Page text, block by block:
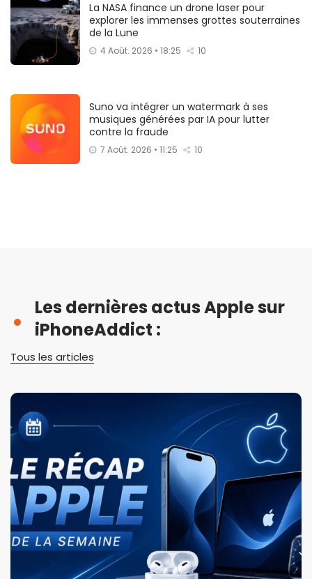
La NASA finance un drone laser pour
explorer les immenses grottes souterraines
de la Lune
4 Août. 2026 • 18:25 10
Suno va intégrer un watermark à ses
musiques générées par IA pour lutter
contre la fraude
7 Août. 2026 • 11:25 10
Les dernières actus Apple sur
iPhoneAddict :
Tous les articles